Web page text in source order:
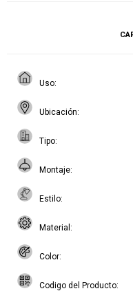
Uso
Ubicación
Tipo
Montaje
Estilo
Material
Color
Codigo del Producto